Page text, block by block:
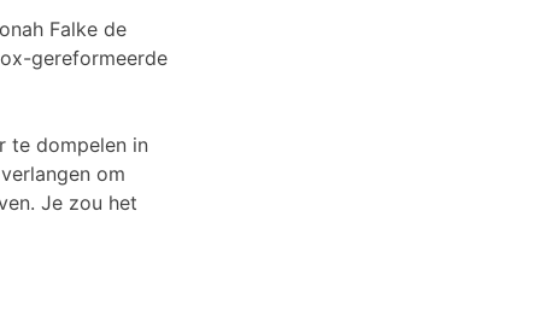
Falke de
gereformeerde
te dompelen in
om
Je zou het